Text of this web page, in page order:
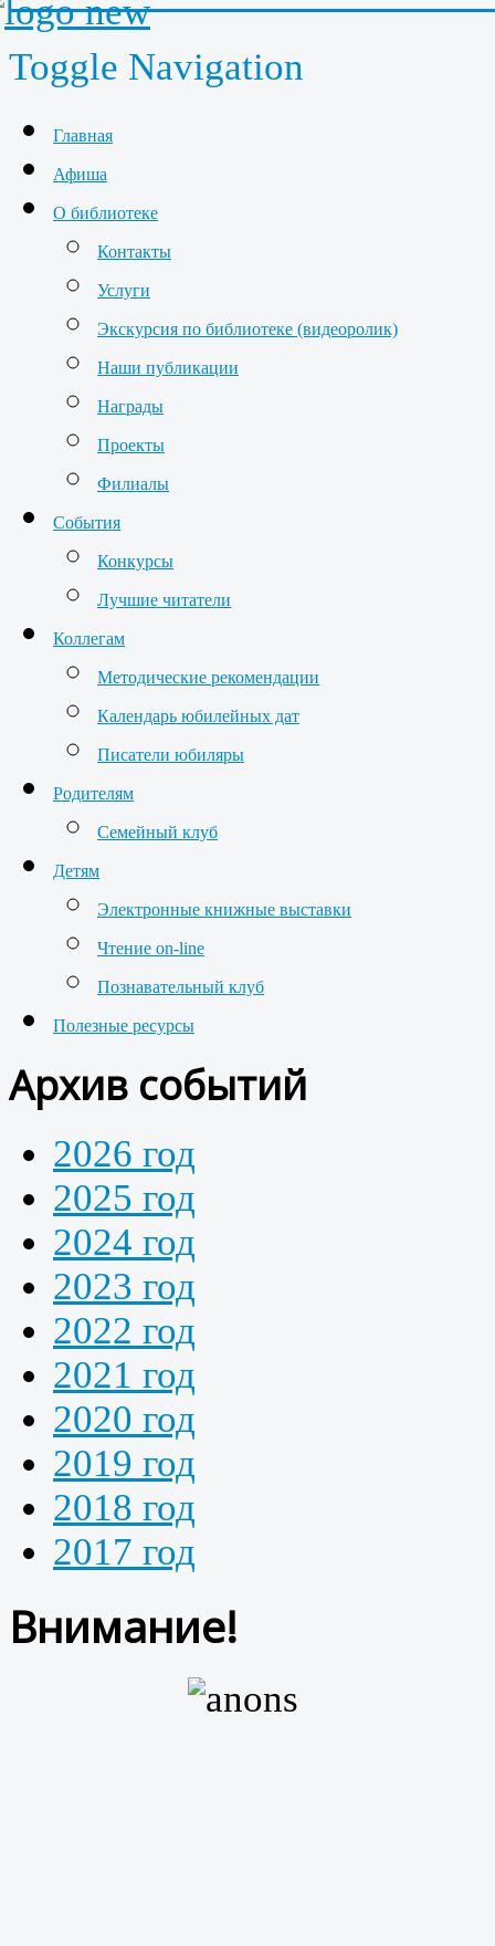
Toggle Navigation
Главная
Афиша
О библиотеке
Контакты
Услуги
Экскурсия по библиотеке (видеоролик)
Наши публикации
Награды
Проекты
Филиалы
События
Конкурсы
Лучшие читатели
Коллегам
Методические рекомендации
Календарь юбилейных дат
Писатели юбиляры
Родителям
Семейный клуб
Детям
Электронные книжные выставки
Чтение on-line
Познавательный клуб
Полезные ресурсы
Архив событий
2026 год
2025 год
2024 год
2023 год
2022 год
2021 год
2020 год
2019 год
2018 год
2017 год
Внимание!